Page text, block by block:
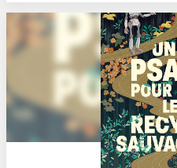
Surgers, ces "Histoires de moine et de
L'Atalante qui...